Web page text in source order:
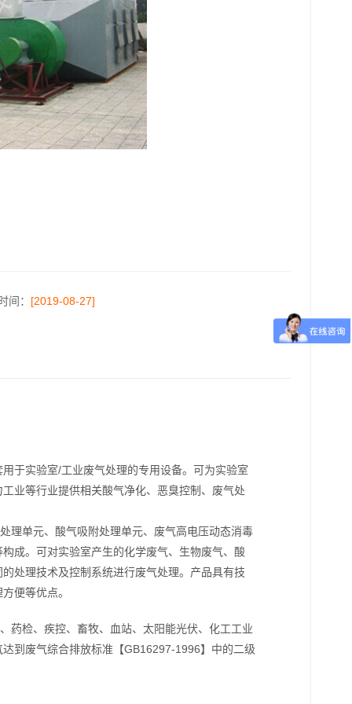
间： [2019-08-27]
于实验室/工业废气处理的专用设备。可为实验室
业等行业提供相关酸气净化、恶臭控制、废气处
单元、酸气吸附处理单元、废气高电压动态消毒
成。可对实验室产生的化学废气、生物废气、酸
处理技术及控制系统进行废气处理。产品具有技
便等优点。
检、疾控、畜牧、血站、太阳能光伏、化工工业
到废气综合排放标准【GB16297-1996】中的二级